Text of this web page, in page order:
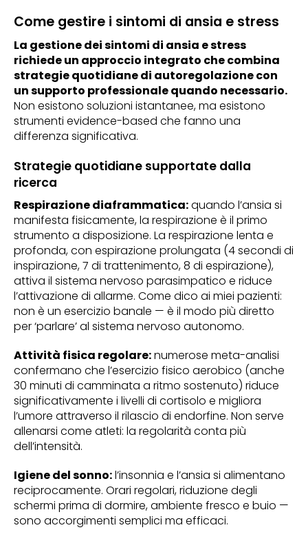
Come gestire i sintomi di ansia e stress
La gestione dei sintomi di ansia e stress
richiede un approccio integrato che combina
strategie quotidiane di autoregolazione con
un supporto professionale quando necessario.
Non esistono soluzioni istantanee, ma esistono
strumenti evidence-based che fanno una
differenza significativa.
Strategie quotidiane supportate dalla
ricerca
Respirazione diaframmatica:quando l’ansia si
manifesta fisicamente, la respirazione è il primo
strumento a disposizione. La respirazione lenta e
profonda, con espirazione prolungata (4 secondi di
inspirazione, 7 di trattenimento, 8 di espirazione),
attiva il sistema nervoso parasimpatico e riduce
l’attivazione di allarme. Come dico ai miei pazienti:
non è un esercizio banale — è il modo più diretto
per ‘parlare’ al sistema nervoso autonomo.
Attività fisica regolare:numerose meta-analisi
confermano che l’esercizio fisico aerobico (anche
30 minuti di camminata a ritmo sostenuto) riduce
significativamente i livelli di cortisolo e migliora
l’umore attraverso il rilascio di endorfine. Non serve
allenarsi come atleti: la regolarità conta più
dell’intensità.
Igiene del sonno:l’insonnia e l’ansia si alimentano
reciprocamente. Orari regolari, riduzione degli
schermi prima di dormire, ambiente fresco e buio —
sono accorgimenti semplici ma efficaci.